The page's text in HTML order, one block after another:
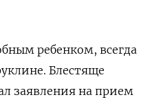
ребенком, всегда
Блестяще
заявления на прием